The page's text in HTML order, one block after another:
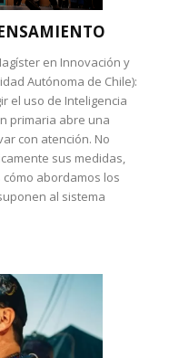
en Innovación y
Autónoma de Chile):
el uso de Inteligencia
primaria abre una
con atención. No
sus medidas,
abordamos los
al sistema